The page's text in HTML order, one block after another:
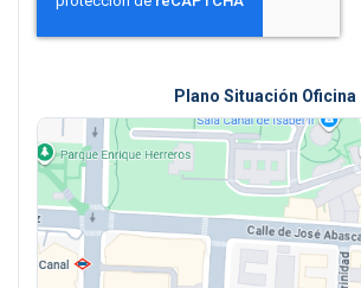
Plano Situación Oficina